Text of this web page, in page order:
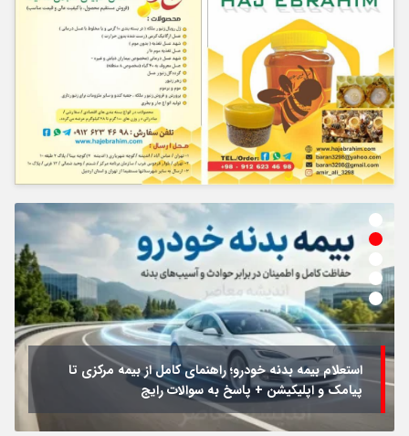
استعلام بیمه بدنه خودرو؛ راهنمای کامل از بیمه مرکزی تا
پیامک و اپلیکیشن + پاسخ به سوالات رایج